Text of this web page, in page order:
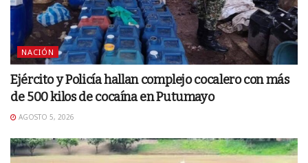
NACIÓN
Ejército y Policía hallan complejo cocalero con más
de 500 kilos de cocaína en Putumayo
AGOSTO 5, 2026